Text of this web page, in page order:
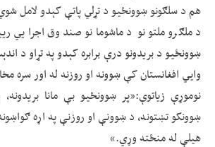
هم د سلګونو ښوونځیو د تړلي پاتې کېدو لامل
د ملګرو ملتونو د ماشومانو صندوق اجرایي
ښوونځیو د بریدونو درې برابره کېدو په تړاو د
وايي افغانستان کې ښوونه او روزنه له اور سره
نوموړې زیاتوې:«پر ښوونځیو بې مانا
ښوونکو تښتونه، د ښوونې او روزنې په اړه
هیلې له منځته وړي.»